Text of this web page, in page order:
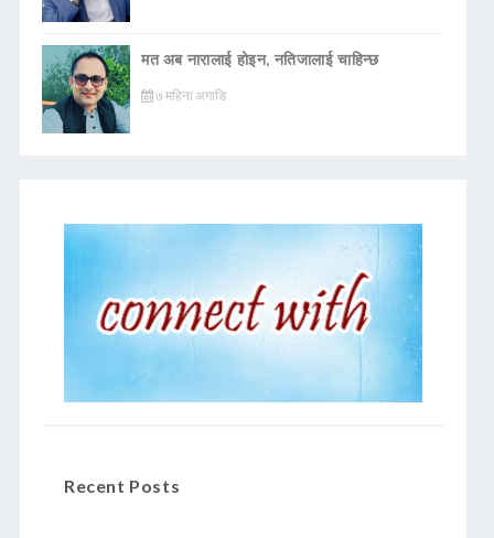
मत अब नारालाई होइन, नतिजालाई चाहिन्छ
७ महिना अगाडि
Recent Posts